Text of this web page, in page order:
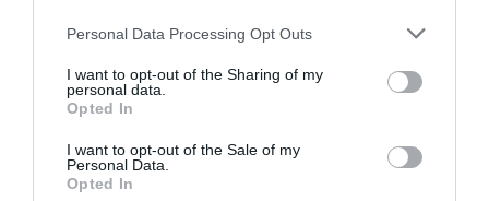
Please note that this website/app uses one or more Google
not limited to your visit or usage behaviour. You may click to
grant or deny consent to Google and its third-party tags to
use your data for below specified purposes in below Google
consent section.
Personal Data Processing Opt Outs
I want to opt-out of the Sharing of my
personal data.
Opted In
I want to opt-out of the Sale of my
Personal Data.
Opted In
KIRÁNDULÁS A